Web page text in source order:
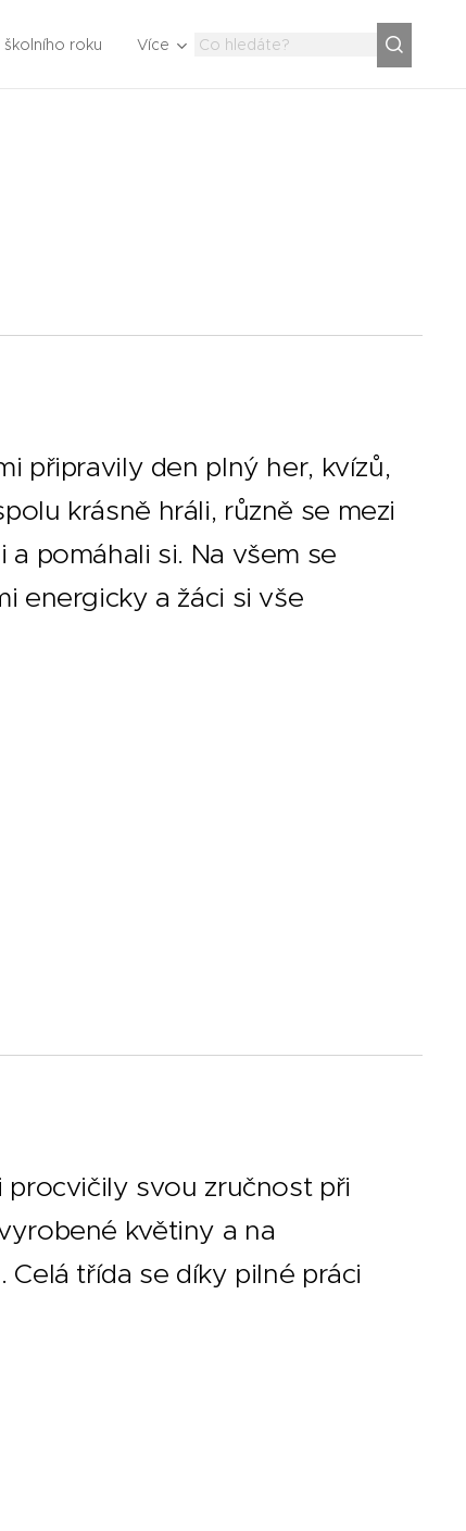
školního roku Více
připravily den plný her, kvízů,
krásně hráli, různě se mezi
pomáhali si. Na všem se
energicky a žáci si vše
procvičily svou zručnost při
květiny a na
třída se díky pilné práci